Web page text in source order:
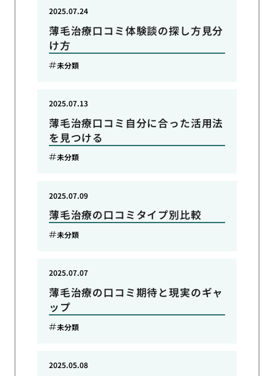
薄毛治療口コミ体験談の探し方見分
け方
2025.07.24
未分類
薄毛治療口コミ自分に合った活用法
を見つける
2025.07.13
未分類
薄毛治療の口コミタイプ別比較
2025.07.09
未分類
薄毛治療の口コミ期待と現実のギャ
ップ
2025.07.07
未分類
2025.05.08